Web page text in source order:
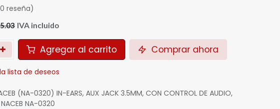
reseña)
IVA incluido
Agregar al carrito Comprar ahora
lista de deseos
(NA-0320) IN-EARS, AUX JACK 3.5MM, CON CONTROL DE AUDIO,
NACEB NA-0320